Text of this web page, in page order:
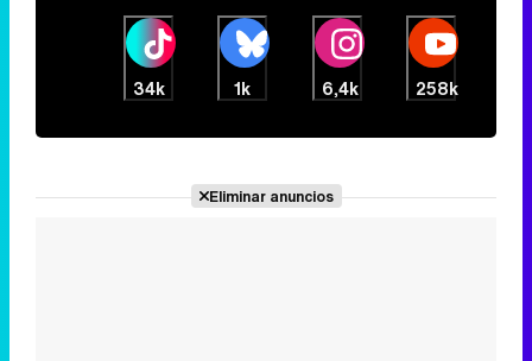
34k 1k 6,4k 258k
Eliminar anuncios